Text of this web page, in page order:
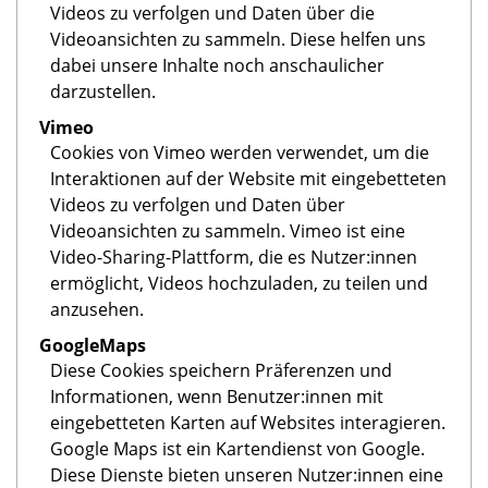
Videos zu verfolgen und Daten über die
Videoansichten zu sammeln. Diese helfen uns
dabei unsere Inhalte noch anschaulicher
darzustellen.
Vimeo
Cookies von Vimeo werden verwendet, um die
Interaktionen auf der Website mit eingebetteten
Videos zu verfolgen und Daten über
Videoansichten zu sammeln. Vimeo ist eine
Video-Sharing-Plattform, die es Nutzer:innen
ermöglicht, Videos hochzuladen, zu teilen und
anzusehen.
GoogleMaps
Diese Cookies speichern Präferenzen und
Informationen, wenn Benutzer:innen mit
eingebetteten Karten auf Websites interagieren.
Google Maps ist ein Kartendienst von Google.
Diese Dienste bieten unseren Nutzer:innen eine